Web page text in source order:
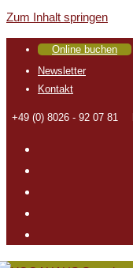
Zum Inhalt springen
Online buchen
Newsletter
Kontakt
+49 (0) 8026 - 92 07 81